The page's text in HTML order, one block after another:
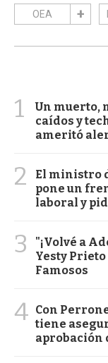
OEA
1
Un muerto,
caídos y
ameritó
2
El ministro
pone un
laboral y
3
"¡Volvé a
Yesty
Famosos
4 Con
tiene
aprobación